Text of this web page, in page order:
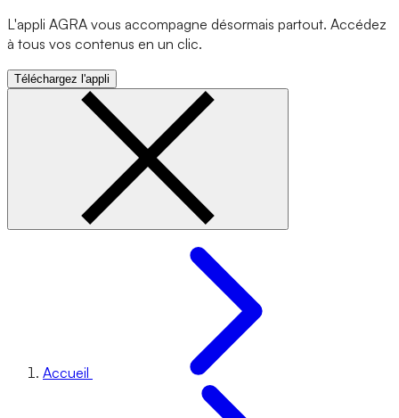
L'appli AGRA vous accompagne désormais partout. Accédez
à tous vos contenus en un clic.
Téléchargez l'appli
Accueil